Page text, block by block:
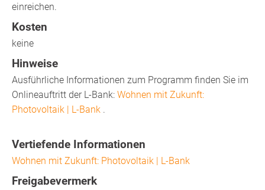
einreichen.
Kosten
keine
Hinweise
Ausführliche Informationen zum Programm finden Sie im
Onlineauftritt der L-Bank: Wohnen mit Zukunft:
Photovoltaik | L-Bank .
Vertiefende Informationen
Wohnen mit Zukunft: Photovoltaik | L-Bank
Freigabevermerk